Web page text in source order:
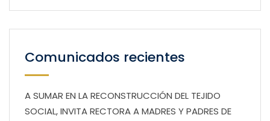
Comunicados recientes
A SUMAR EN LA RECONSTRUCCIÓN DEL TEJIDO
SOCIAL, INVITA RECTORA A MADRES Y PADRES DE